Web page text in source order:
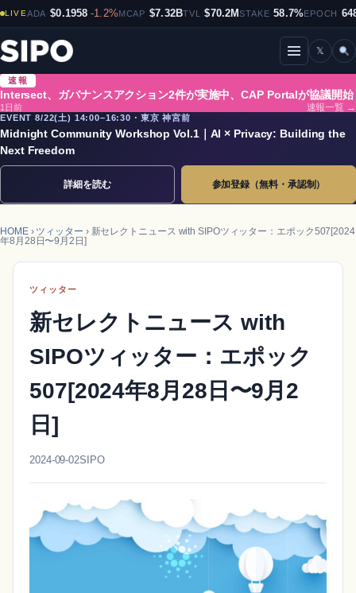
LIVEADA $0.1958 -1.2%MCAP $7.32BTVL $70.2MSTAKE 58.7%EPOCH
メニューを開閉
𝕏
速報
Intersect、ガバナンスアクション2件が実施中、CAP Portalが協議開始
1日前
速報一覧 →
EVENT 8/22(土) 14:00–16:30・東京 神宮前
Midnight Community Workshop Vol.1｜AI × Privacy: Building the
Next Freedom
詳細を読む 参加登録（無料・承認制）
HOME› ツィッター › 新セレクトニュース with SIPOツィッター：エポック507[2024
年8月28日〜9月2日]
ツィッター
新セレクトニュース with
SIPOツィッター：エポック
507[2024年8月28日〜9月2
日]
2024-09-02SIPO